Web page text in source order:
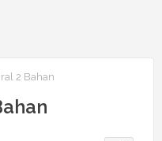
2 Bahan